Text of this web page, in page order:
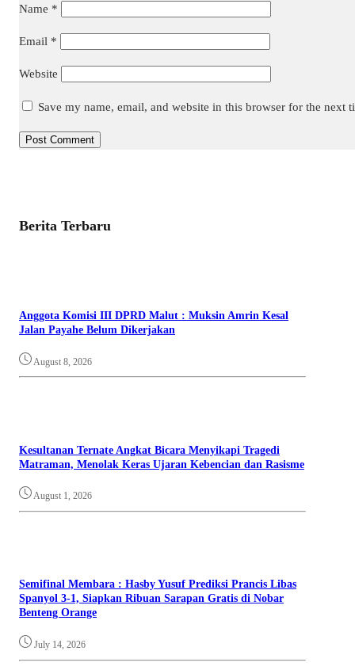
Name *
Email *
Website
Save my name, email, and website in this browser for the next
Berita Terbaru
Anggota Komisi III DPRD Malut : Muksin Amrin Kesal
Jalan Payahe Belum Dikerjakan
August 8, 2026
Kesultanan Ternate Angkat Bicara Menyikapi Tragedi
Matraman, Menolak Keras Ujaran Kebencian dan Rasisme
August 1, 2026
Semifinal Membara : Hasby Yusuf Prediksi Prancis Libas
Spanyol 3-1, Siapkan Ribuan Sarapan Gratis di Nobar
Benteng Orange
July 14, 2026